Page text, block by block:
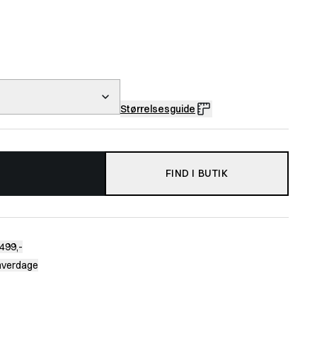
Størrelsesguide
FIND I BUTIK